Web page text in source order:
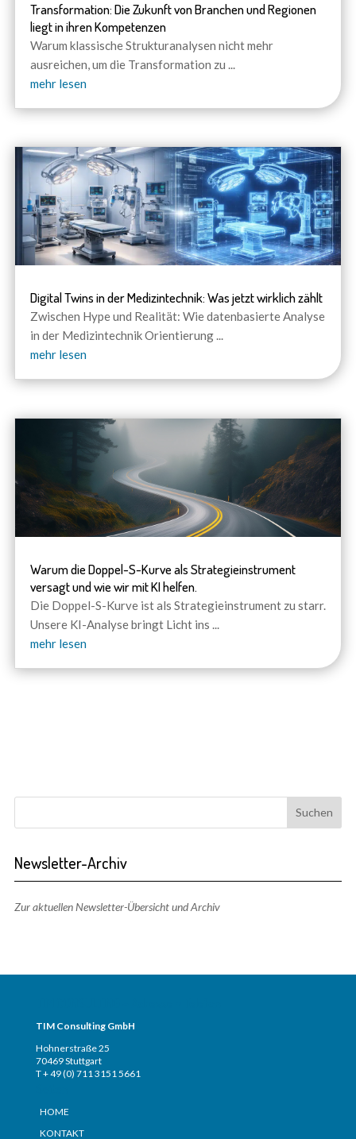
Transformation: Die Zukunft von Branchen und Regionen
liegt in ihren Kompetenzen
Warum klassische Strukturanalysen nicht mehr
ausreichen, um die Transformation zu ...
mehr lesen
Digital Twins in der Medizintechnik: Was jetzt wirklich zählt
Zwischen Hype und Realität: Wie datenbasierte Analyse
in der Medizintechnik Orientierung...
mehr lesen
Warum die Doppel-S-Kurve als Strategieinstrument
versagt und wie wir mit KI helfen.
Die Doppel-S-Kurve ist als Strategieinstrument zu starr.
Unsere KI-Analyse bringt Licht ins
mehr lesen
Newsletter-Archiv
Zur aktuellen Newsletter-Übersicht und Archiv
TIM Consulting GmbH
Hohnerstraße 25
70469 Stuttgart
T + 49 (0) 711 3151 5661
HOME
KONTAKT